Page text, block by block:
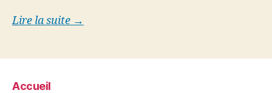
Lire la suite →
Accueil